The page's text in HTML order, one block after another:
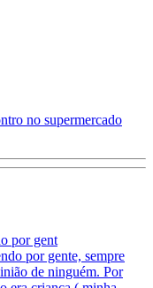
no supermercado
por gent